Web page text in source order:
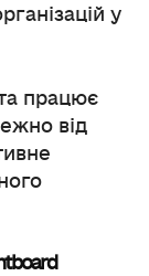
у
працює
від